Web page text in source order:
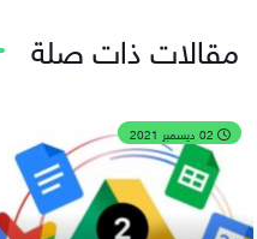
مقالات ذات صلة